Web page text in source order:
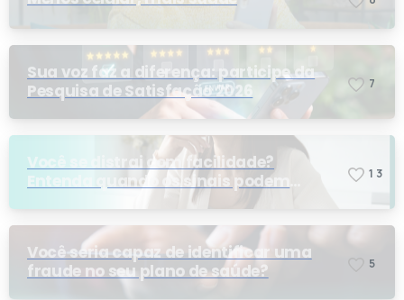
Sua voz faz a diferença: participe da
Pesquisa de Satisfação 2026
7
Você se distrai com facilidade?
Entenda quando os sinais podem
1 3
Você seria capaz de identificar uma
fraude no seu plano de saúde?
5